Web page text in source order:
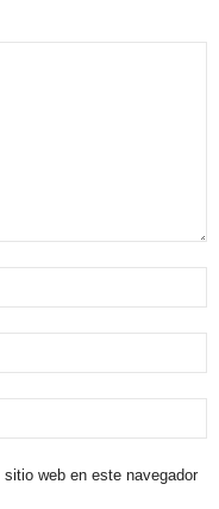
web en este navegador